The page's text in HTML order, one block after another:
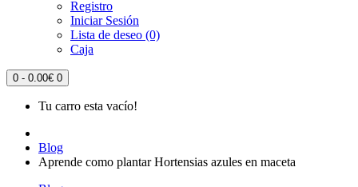
Registro
Iniciar Sesión
Lista de deseo (0)
Caja
0 - 0.00€ 0
Tu carro esta vacío!
Blog
Aprende como plantar Hortensias azules en maceta